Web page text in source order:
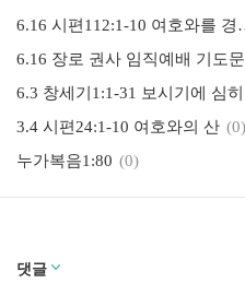
6.16 시편
6.16 장로 권사 임직예배 기도문
3.4 시편24:1-10 여호와의 산 (0)
누가복음1:80 (0)
댓글